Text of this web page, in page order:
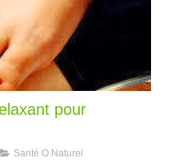
pour
Santé O Naturel